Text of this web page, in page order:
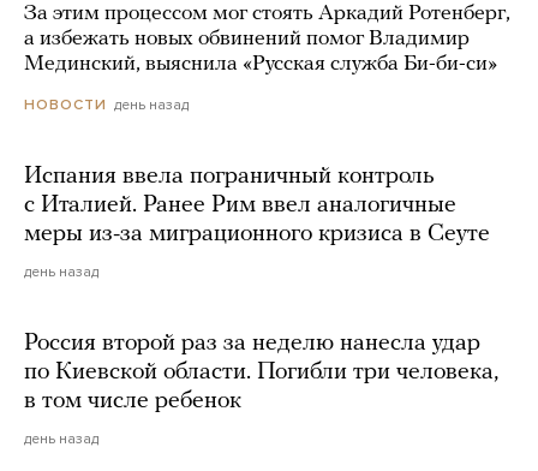
За этим процессом мог стоять Аркадий Ротенберг,
а избежать новых обвинений помог Владимир
Мединский, выяснила «Русская служба Би-би-си»
НОВОСТИ день назад
Испания ввела пограничный контроль
с Италией. Ранее Рим ввел аналогичные
меры из-за миграционного кризиса в Сеуте
день назад
Россия второй раз за неделю нанесла удар
по Киевской области. Погибли три человека,
в том числе ребенок
день назад